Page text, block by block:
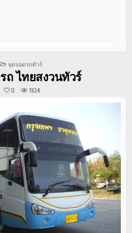
POSTED
IN
จุดจอดรถทัวร์
ถ ไทยสงวนทัวร์
0 1934